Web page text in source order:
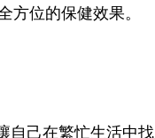
位的保健效果。
自己在繁忙生活中找